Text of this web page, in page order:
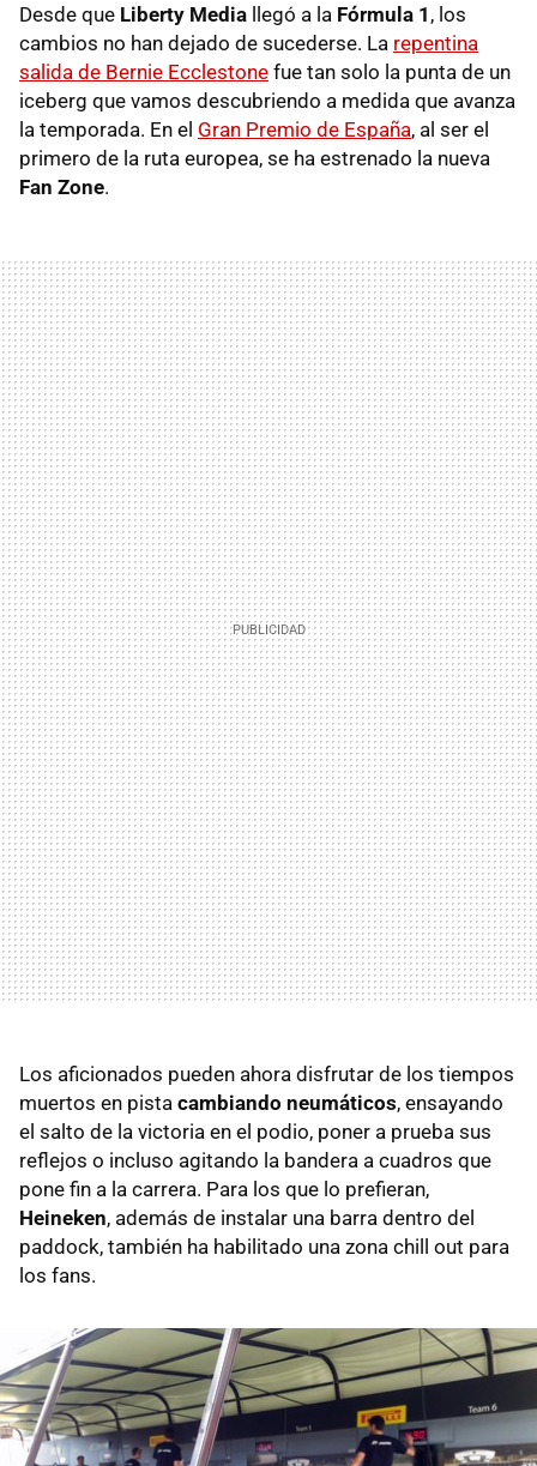
Desde que Liberty Media llegó a la Fórmula 1 , los
cambios no han dejado de sucederse. La repentina
salida de Bernie Ecclestone fue tan solo la punta de un
iceberg que vamos descubriendo a medida que avanza
la temporada. En el Gran Premio de España, al ser el
primero de la ruta europea, se ha estrenado la nueva
Fan Zone.
Los aficionados pueden ahora disfrutar de los tiempos
muertos en pista cambiando neumáticos, ensayando
el salto de la victoria en el podio, poner a prueba sus
reflejos o incluso agitando la bandera a cuadros que
pone fin a la carrera. Para los que lo prefieran,
Heineken, además de instalar una barra dentro del
paddock, también ha habilitado una zona chill out para
los fans.